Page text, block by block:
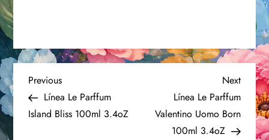
Previous
Línea Le Parffum
Island Bliss 100ml 3.4oZ
Next
Línea Le Parffum
Valentino Uomo Born
100ml 3.4oZ